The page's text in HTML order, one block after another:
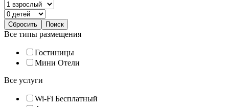
Все типы размещения
Гостиницы
Мини Отели
Все услуги
Wi-Fi Бесплатный